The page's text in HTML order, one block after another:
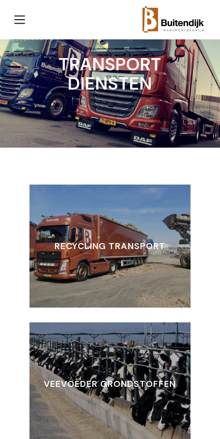
TRANSPORT
DIENSTEN
RECYCLING TRANSPORT
VEEVOEDER GRONDSTOFFEN